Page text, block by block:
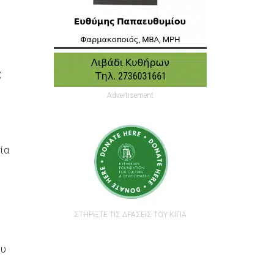
Advertisement
ΣΤΗΡΙΞΤΕ ΤΙΣ ΔΡΑΣΕΙΣ ΤΟΥ ΚΙΠΑ